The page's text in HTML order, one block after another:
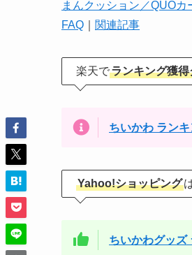
まんクッション／QUOカ
FAQ
関連記事
楽天でランキング獲得
ちいかわ ラン
Yahoo!ショッピング
ちいかわグッズ